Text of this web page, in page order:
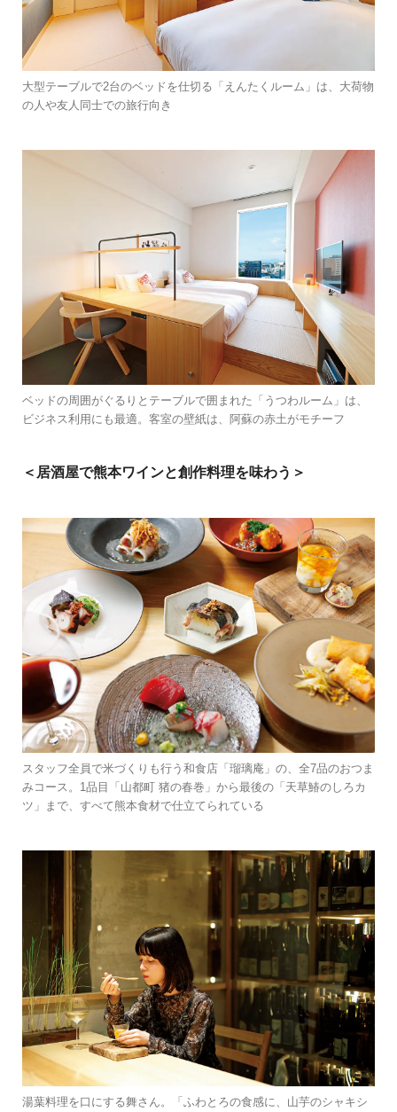
大型テーブルで2台のベッドを仕切る「えんたくルーム」は、大荷物
の人や友人同士での旅行向き
ベッドの周囲がぐるりとテーブルで囲まれた「うつわルーム」は、
ビジネス利用にも最適。客室の壁紙は、阿蘇の赤土がモチーフ
＜居酒屋で熊本ワインと創作料理を味わう＞
スタッフ全員で米づくりも行う和食店「瑠璃庵」の、全7品のおつま
みコース。1品目「山都町 猪の春巻」から最後の「天草鰆のしろカ
ツ」まで、すべて熊本食材で仕立てられている
湯葉料理を口にする舞さん。「ふわとろの食感に、山芋のシャキシ